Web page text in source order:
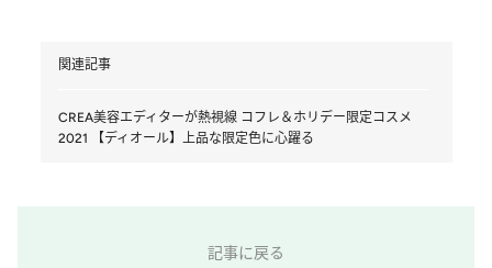
関連記事
CREA美容エディターが熱視線 コフレ＆ホリデー限定コスメ
2021 【ディオール】上品な限定色に心躍る
記事に戻る